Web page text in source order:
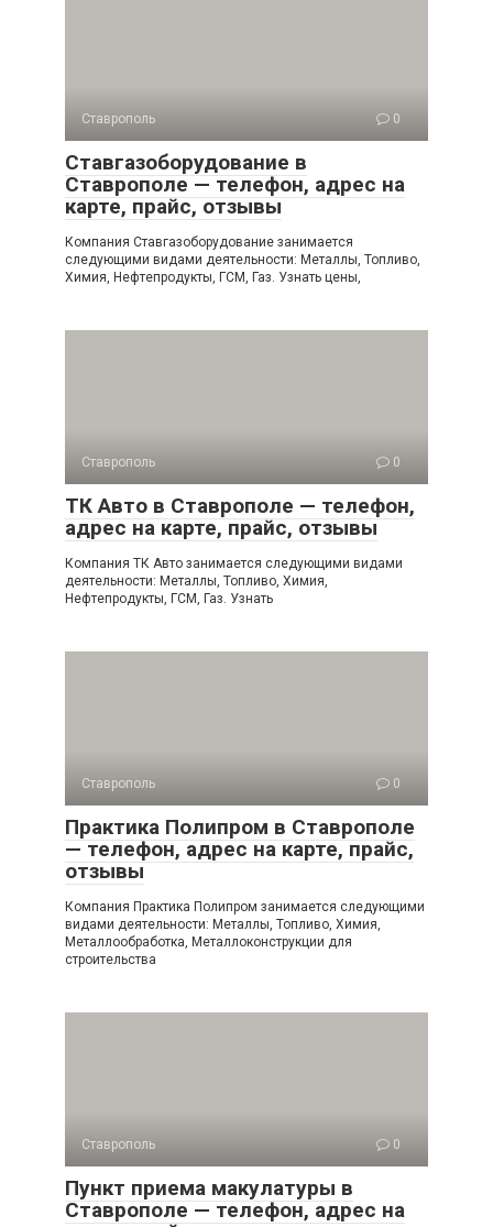
Ставрополь 0
Ставгазоборудование в
Ставрополе — телефон, адрес на
карте, прайс, отзывы
Компания Ставгазоборудование занимается
следующими видами деятельности: Металлы, Топливо,
Химия, Нефтепродукты, ГСМ, Газ. Узнать цены,
Ставрополь 0
ТК Авто в Ставрополе — телефон,
адрес на карте, прайс, отзывы
Компания ТК Авто занимается следующими видами
деятельности: Металлы, Топливо, Химия,
Нефтепродукты, ГСМ, Газ. Узнать
Ставрополь 0
Практика Полипром в Ставрополе
— телефон, адрес на карте, прайс,
отзывы
Компания Практика Полипром занимается следующими
видами деятельности: Металлы, Топливо, Химия,
Металлообработка, Металлоконструкции для
строительства
Ставрополь 0
Пункт приема макулатуры в
Ставрополе — телефон, адрес на